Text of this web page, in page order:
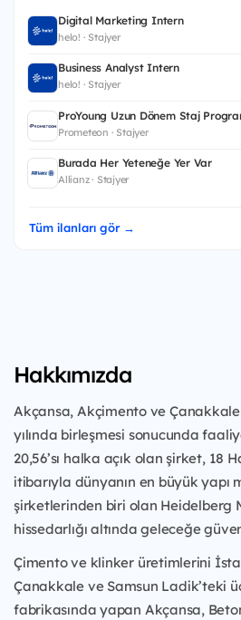
Digital Marketing Intern
helo! · Stajyer
Business Analyst Intern
helo! · Stajyer
ProYoung Uzun Dönem Staj
Prometeon · Stajyer
Burada Her Yeteneğe Yer Var
Allianz · Stajyer
Tüm ilanları gör →
Hakkımızda
Akçansa, Akçimento ve Çanakkale
yılında birleşmesi sonucunda
20,56’sı halka açık olan şirket, 18
itibarıyla dünyanın en büyük yapı
şirketlerinden biri olan Heidelberg
hissedarlığı altında geleceğe
Çimento ve klinker üretimlerini
Çanakkale ve Samsun Ladik’teki
fabrikasında yapan Akçansa,